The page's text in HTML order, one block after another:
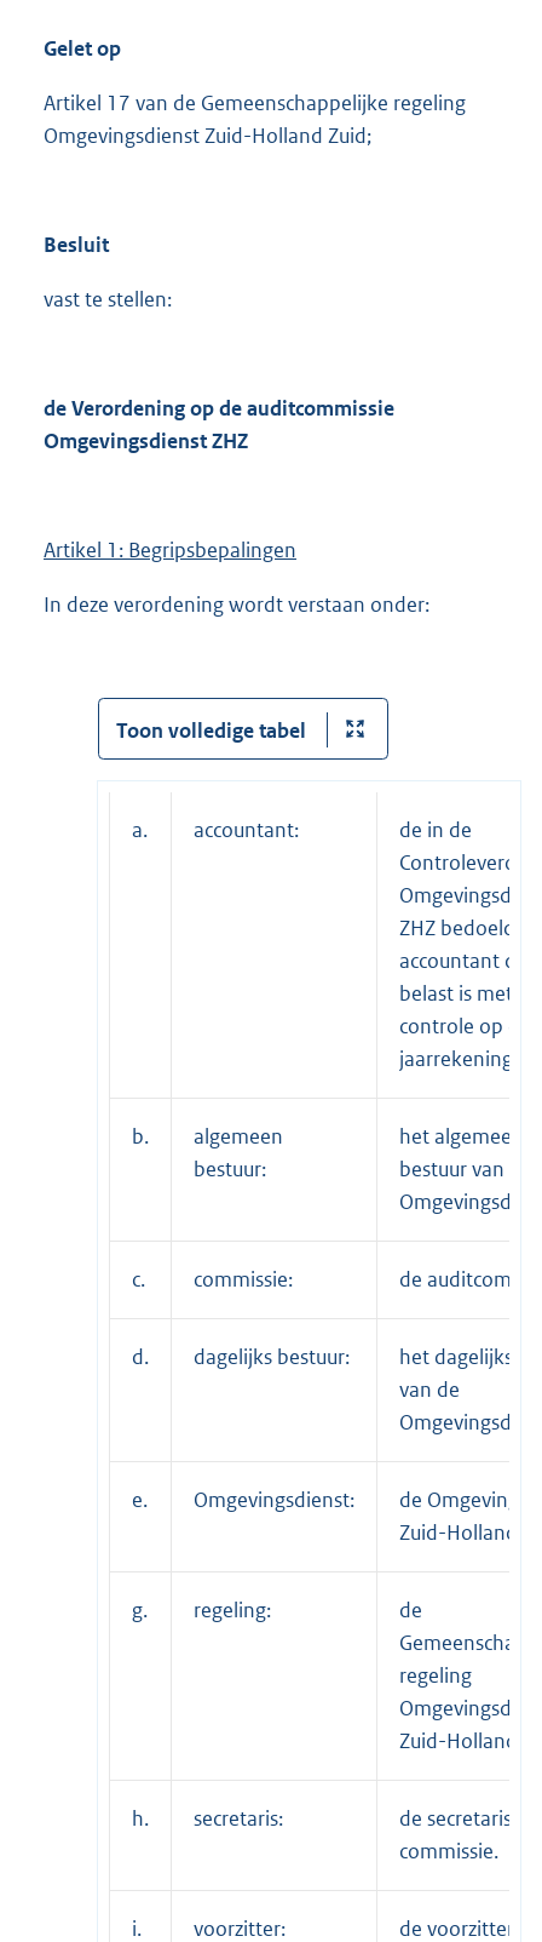
Gelet op
Artikel 17 van de Gemeenschappelijke regeling
Omgevingsdienst Zuid-Holland Zuid;
Besluit
vast te stellen:
de Verordening op de auditcommissie
Omgevingsdienst ZHZ
Artikel 1: Begripsbepalingen
In deze verordening wordt verstaan onder:
Toon volledige tabel
a. accountant:
de in de
ZHZ bedoelde
accountant die
belast is met de
controle op de
jaarrekening;
b.
algemeen
bestuur:
het algemeen
bestuur van de
c. commissie: de
d. dagelijks bestuur:
het dagelijks
van de
e. Omgevingsdienst:
de
Zuid-Holland
g. regeling:
de
regeling
Zuid-Holland
h. secretaris:
de secretaris
commissie.
i. voorzitter: de voorzitter